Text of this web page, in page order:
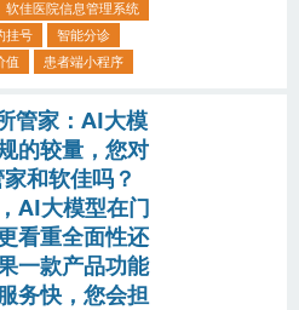
软佳医院信息管理系统
挂号
智能分诊
值 患者端小程序
管家：AI大模
的较量，您对
和软佳吗？
AI大模型在门
看重全面性还
一款产品功能
务快，您会担